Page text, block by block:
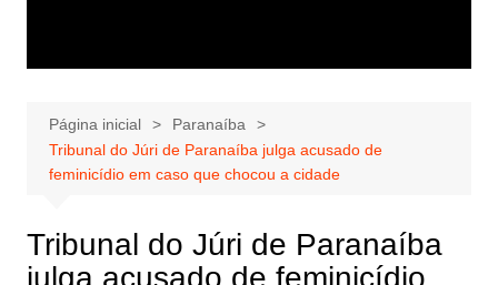
Página inicial
Paranaíba
Tribunal do Júri de Paranaíba julga acusado de
feminicídio em caso que chocou a cidade
Tribunal do Júri de Paranaíba
julga acusado de feminicídio